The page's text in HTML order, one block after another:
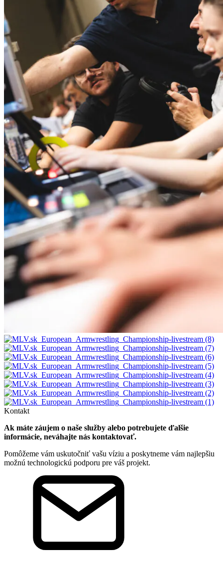
Kontakt
Ak máte záujem o naše služby alebo potrebujete ďalšie
informácie, neváhajte nás kontaktovať.
Pomôžeme vám uskutočniť vašu víziu a poskytneme vám najlepšiu
možnú technologickú podporu pre váš projekt.